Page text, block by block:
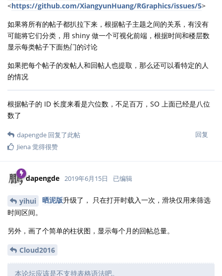
<https://github.com/XiangyunHuang/RGraphics/issues/5>
如果将所有的帖子都扒拉下来，根据帖子主题之间的关系，有没有
可能将它们分类，用 shiny 做一个可视化前端，根据时间和楼层数
显示每类帖子下面热门的讨论
如果把每个帖子的发帖人和回帖人也提取，那么还可以看特定的人
的情况
根据帖子的 ID 长度来看是六位数，不足百万，SO 上面已经是八位
数了
回复
dapengde 回复了此帖
Jiena觉得很赞
dapengde 2019年6月15日 已编辑
yihui 晒泥版升级了， 只在打开时载入一次，滑块仅用来筛选
时间区间。
另外，画了个简单的柱状图，显示每个月的回帖总量。
Cloud2016
本论坛应该是不支持表格语法吧。